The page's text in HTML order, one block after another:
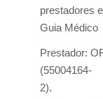
prestadores
Guia Médico
Prestador:
(55004164-